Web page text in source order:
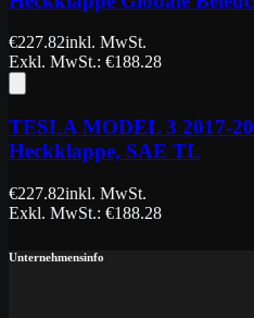
€227.82inkl. MwSt.
Exkl. MwSt.: €188.28
TESLA MODEL 3 2017-
Heckklappe, SAE TL
€227.82inkl. MwSt.
Exkl. MwSt.: €188.28
Unternehmensinfo